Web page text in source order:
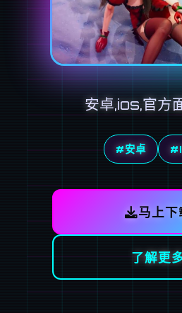
安卓,ios,官方
#安卓
马上下
了解更